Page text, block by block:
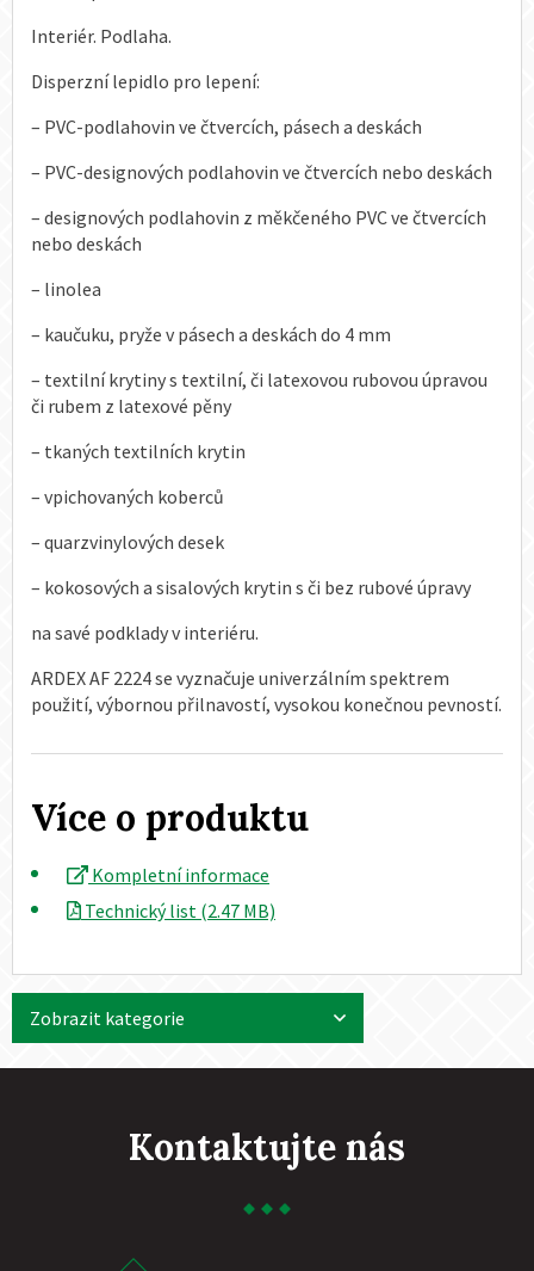
Interiér. Podlaha.
Disperzní lepidlo pro lepení:
– PVC-podlahovin ve čtvercích, pásech a deskách
– PVC-designových podlahovin ve čtvercích nebo deskách
– designových podlahovin z měkčeného PVC ve čtvercích
nebo deskách
– linolea
– kaučuku, pryže v pásech a deskách do 4 mm
– textilní krytiny s textilní, či latexovou rubovou úpravou
či rubem z latexové pěny
– tkaných textilních krytin
– vpichovaných koberců
– quarzvinylových desek
– kokosových a sisalových krytin s či bez rubové úpravy
na savé podklady v interiéru.
ARDEX AF 2224 se vyznačuje univerzálním spektrem
použití, výbornou přilnavostí, vysokou konečnou pevností.
Více o produktu
Kompletní informace
Technický list (2.47 MB)
Zobrazit kategorie
Kontaktujte nás